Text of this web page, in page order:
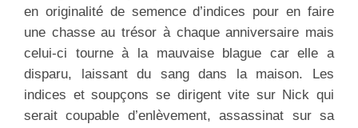
en originalité de semence d’indices pour en faire
une chasse au trésor à chaque anniversaire mais
celui-ci tourne à la mauvaise blague car elle a
disparu, laissant du sang dans la maison. Les
indices et soupçons se dirigent vite sur Nick qui
serait coupable d’enlèvement, assassinat sur sa